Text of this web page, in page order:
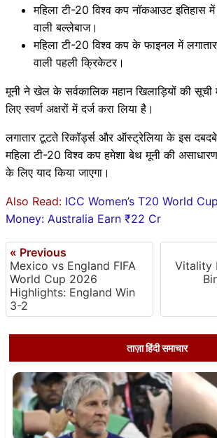
महिला टी-20 विश्व कप नॉकआउट इतिहास
वाली बल्लेबाज।
महिला टी-20 विश्व कप के फाइनल में
वाली पहली क्रिकेटर।
मूनी ने खेल के सर्वकालिक महान खिलाड़ियों की सूची
लिए स्वर्ण अक्षरों में दर्ज करा लिया है।
लगातार टूटते रिकॉर्ड्स और ऑस्ट्रेलिया के इस
महिला टी-20 विश्व कप हमेशा बेथ मूनी की
के लिए याद किया जाएगा।
Also Read: ICC Women’s T20 World
Money: Australia Earn ₹22 Cr
« Previous
Mexico vs England FIFA
World Cup 2026
Highlights: England Win
3-2
Vitality
ताज़ा हिंदी समाचार